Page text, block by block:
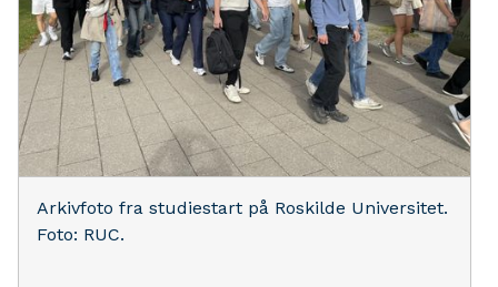
Arkivfoto fra studiestart på Roskilde Universitet.
Foto: RUC.